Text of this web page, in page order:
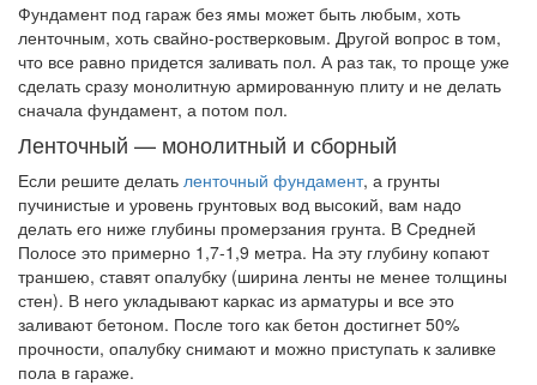
Фундамент под гараж без ямы может быть любым, хоть
ленточным, хоть свайно-ростверковым. Другой вопрос в том,
что все равно придется заливать пол. А раз так, то проще уже
сделать сразу монолитную армированную плиту и не делать
сначала фундамент, а потом пол.
Ленточный — монолитный и сборный
Если решите делать ленточный фундамент, а грунты
пучинистые и уровень грунтовых вод высокий, вам надо
делать его ниже глубины промерзания грунта. В Средней
Полосе это примерно 1,7-1,9 метра. На эту глубину копают
траншею, ставят опалубку (ширина ленты не менее толщины
стен). В него укладывают каркас из арматуры и все это
заливают бетоном. После того как бетон достигнет 50%
прочности, опалубку снимают и можно приступать к заливке
пола в гараже.